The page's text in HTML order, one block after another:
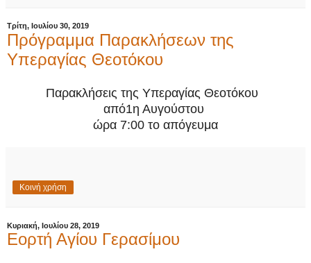
Τρίτη, Ιουλίου 30, 2019
Πρόγραμμα Παρακλήσεων της
Υπεραγίας Θεοτόκου
Παρακλήσεις της Υπεραγίας Θεοτόκου
από1η Αυγούστου
ώρα 7:00 το απόγευμα
Κοινή χρήση
Κυριακή, Ιουλίου 28, 2019
Εορτή Αγίου Γερασίμου